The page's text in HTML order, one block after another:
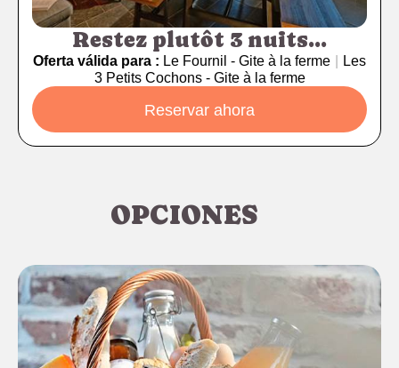
Restez plutôt 3 nuits...
Oferta válida para : Le Fournil - Gite à la ferme
Les
3 Petits Cochons - Gite à la ferme
Reservar ahora
OPCIONES